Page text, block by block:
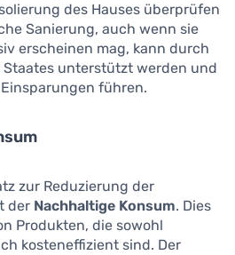
des Hauses überprüfen
Sanierung, auch wenn sie
erscheinen mag, kann durch
Staates unterstützt werden und
führen.
zur Reduzierung der
der Nachhaltige Konsum. Dies
Produkten, die sowohl
kosteneffizient sind. Der